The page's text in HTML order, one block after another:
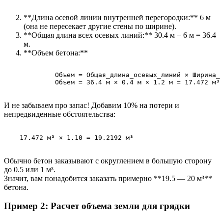
**Длина осевой линии внутренней перегородки:** 6 м
(она не пересекает другие стены по ширине).
**Общая длина всех осевых линий:** 30.4 м + 6 м = 36.4
м.
**Объем бетона:**
Объем = Общая_длина_осевых_линий ×
        Объем = 36.4 м × 0.4 м × 1.2 м = 17.472 м³
И не забываем про запас! Добавим 10% на потери и
непредвиденные обстоятельства:
    17.472 м³ × 1.10 = 19.2192 м³
Обычно бетон заказывают с округлением в большую сторону
до 0.5 или 1 м³.
Значит, вам понадобится заказать примерно **19.5 — 20 м³**
бетона.
Пример 2: Расчет объема земли для грядки